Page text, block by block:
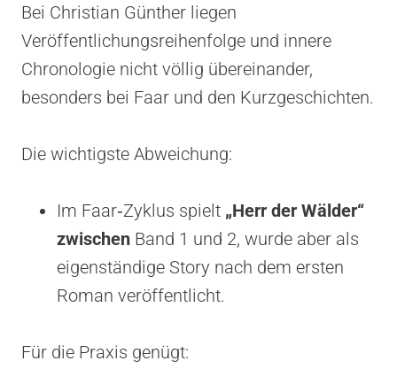
Bei Christian Günther liegen
Veröffentlichungsreihenfolge und innere
Chronologie nicht völlig übereinander,
besonders bei Faar und den Kurzgeschichten.
Die wichtigste Abweichung:
Im Faar‑Zyklus spielt „Herr der Wälder“
zwischen Band 1 und 2, wurde aber als
eigenständige Story nach dem ersten
Roman veröffentlicht.
Für die Praxis genügt: